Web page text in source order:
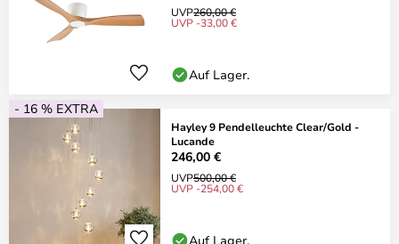
UVP260,00 €
UVP -33,00 €
Auf Lager.
- 16 % EXTRA
Hayley 9 Pendelleuchte Clear/Gold -
Lucande
246,00 €
UVP500,00 €
UVP -254,00 €
Auf Lager.